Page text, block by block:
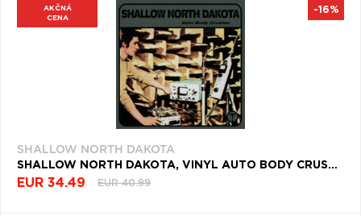
AKČNÁ
CENA
SHALLOW NORTH DAKOTA
SHALLOW NORTH DAKOTA, VINYL AUTO BODY CRUSHER
EUR 34.49 EUR 40.99
-16%